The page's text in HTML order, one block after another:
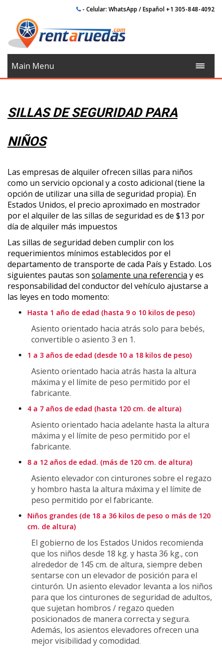
- Celular: WhatsApp / Español +1 305-848-4092
Main Menu
SILLAS DE SEGURIDAD PARA
NIÑOS
Las empresas de alquiler ofrecen sillas para niños
como un servicio opcional y a costo adicional (tiene la
opción de utilizar una silla de seguridad propia). En
Estados Unidos, el precio aproximado en mostrador
por el alquiler de las sillas de seguridad es de $13 por
día de alquiler más impuestos
Las sillas de seguridad deben cumplir con los
requerimientos mínimos establecidos por el
departamento de transporte de cada País y Estado. Los
siguientes pautas son solamente una referencia y es
responsabilidad del conductor del vehículo ajustarse a
las leyes en todo momento:
Hasta 1 año de edad (hasta 9 o 10 kilos de peso)
Asiento orientado hacia atrás solo para bebés,
convertible o asiento 3 en 1.
1 a 3 años de edad (desde 10 a 18 kilos de peso)
Asiento orientado hacia atrás hasta la altura
máxima y el límite de peso permitido por el
fabricante.
4 a 7 años de edad (hasta 120 cm. de altura)
Asiento orientado hacia adelante hasta la altura
máxima y el límite de peso permitido por el
fabricante.
8 a 12 años de edad. (más de 120 cm. de altura)
Asiento elevador con cinturones sobre el regazo
y hombro hasta la altura máxima y el límite de
peso permitido por el fabricante.
Niños grandes (de 18 a 36 kilos de peso o más de 120
cm. de altura)
El gobierno de los Estados Unidos recomienda
que los niños desde 18 kg. y hasta 36 kg., con
alrededor de 145 cm. de altura, siempre deben
sentarse con un elevador de posición para el
cinturón. Un asiento elevador levanta a los niños
para que los cinturones de seguridad de adultos,
que sujetan hombros / regazo queden
posicionados de manera correcta y segura.
Además, los asientos elevadores ofrecen una
mejor visibilidad y comodidad.